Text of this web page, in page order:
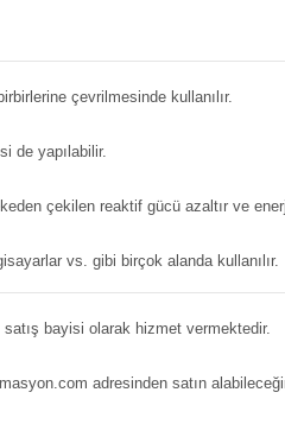
çevrilmesinde kullanılır.
de yapılabilir.
çekilen reaktif gücü azaltır ve
vs. gibi birçok alanda kullanılır.
bayisi olarak hizmet vermektedir.
adresinden satın